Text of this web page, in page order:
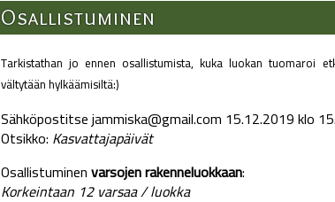
Osallistuminen
Tarkistathan jo ennen osallistumista, kuka luokan tuomaroi
vältytään hylkäämisiltä:)
Sähköpostitse jammiska@gmail.com 15.12.2019 klo
Otsikko: Kasvattajapäivät
Osallistuminenvarsojen rakenneluokkaan:
Korkeintaan 12 varsaa / luokka